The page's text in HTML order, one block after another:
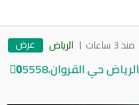
منذ 3 ساعات الرياض عرض
دينة نقل اثاث إلى الجمعية الخيرية بالرياض حي القروان،0َ5558